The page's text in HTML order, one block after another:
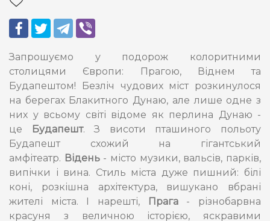
Запрошуємо у подорож колоритними
столицями Європи: Прагою, Віднем та
Будапештом! Безліч чудових міст розкинулося
на берегах Блакитного Дунаю, але лише одне з
них у всьому світі відоме як перлина Дунаю -
це Будапешт. З висоти пташиного польоту
Будапешт схожий на гігантський
амфітеатр. Відень- місто музики, вальсів, парків,
випічки і вина. Стиль міста дуже пишний: білі
коні, розкішна архітектура, вишукано вбрані
жителі міста. І нарешті, Прага- різнобарвна
красуня з величною історією, яскравими